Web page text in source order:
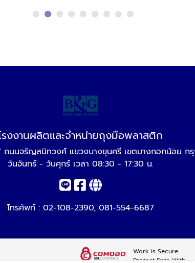
รงงานผลิตและจำหน่ายถุงมือพลาสติก
นนจรัญสนิทวงศ์ แขวงบางขุนศรี เขตบางกอกน้อย ก
วันจันทร์ - วันศุกร์ เวลา 08:30 - 17:30 น.
โทรศัพท์ : 02-108-2390, 081-554-6687
Work is Secure
Protect Data With